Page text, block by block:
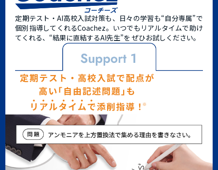
定期テスト・AI高校入試対策も、日々の学習も“自分専属”で
個別指導してくれるCoachez。 いつでもリアルタイムで助け
てくれる、“結果に直結するAI先生”を ぜひお試しください。